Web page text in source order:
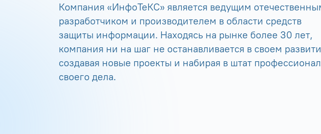
Компания «ИнфоТеКС» является ведущим
разработчиком и производителем в области средств
защиты информации. Находясь на рынке более 30 лет,
компания ни на шаг не останавливается в своем
создавая новые проекты и набирая в штат
своего дела.